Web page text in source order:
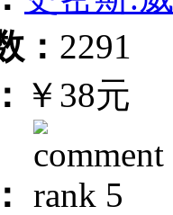
： 2291
￥38元